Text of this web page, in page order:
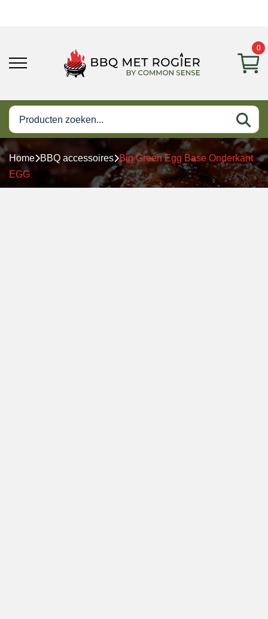
0
Home BBQ accessoires Big Green Egg Base Onderkant
EGG